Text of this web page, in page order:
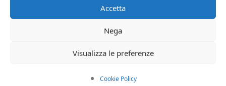
Accetta
Nega
Visualizza le preferenze
Cookie Policy
Verifica XML ANAC